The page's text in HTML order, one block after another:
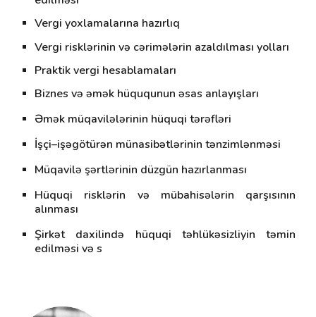
Vergi yoxlamalarına hazırlıq
Vergi risklərinin və cərimələrin azaldılması yolları
Praktik vergi hesablamaları
Biznes və əmək hüququnun əsas anlayışları
Əmək müqavilələrinin hüquqi tərəfləri
İşçi–işəgötürən münasibətlərinin tənzimlənməsi
Müqavilə şərtlərinin düzgün hazırlanması
Hüquqi risklərin və mübahisələrin qarşısının
alınması
Şirkət daxilində hüquqi təhlükəsizliyin təmin
edilməsi və s